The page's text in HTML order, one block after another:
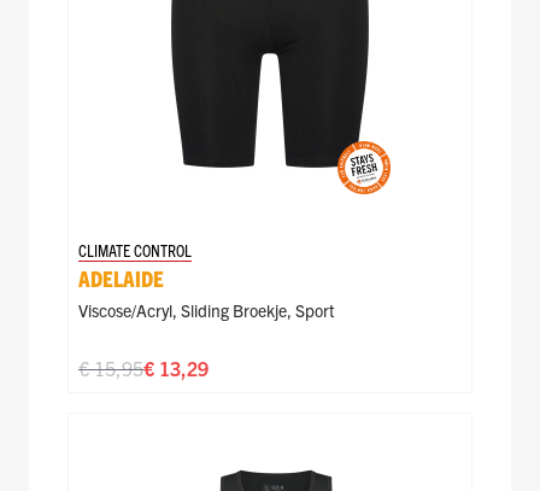
CLIMATE CONTROL
ADELAIDE
Viscose/acryl, Sliding Broekje, Sport
€ 13,29
€ 15,95